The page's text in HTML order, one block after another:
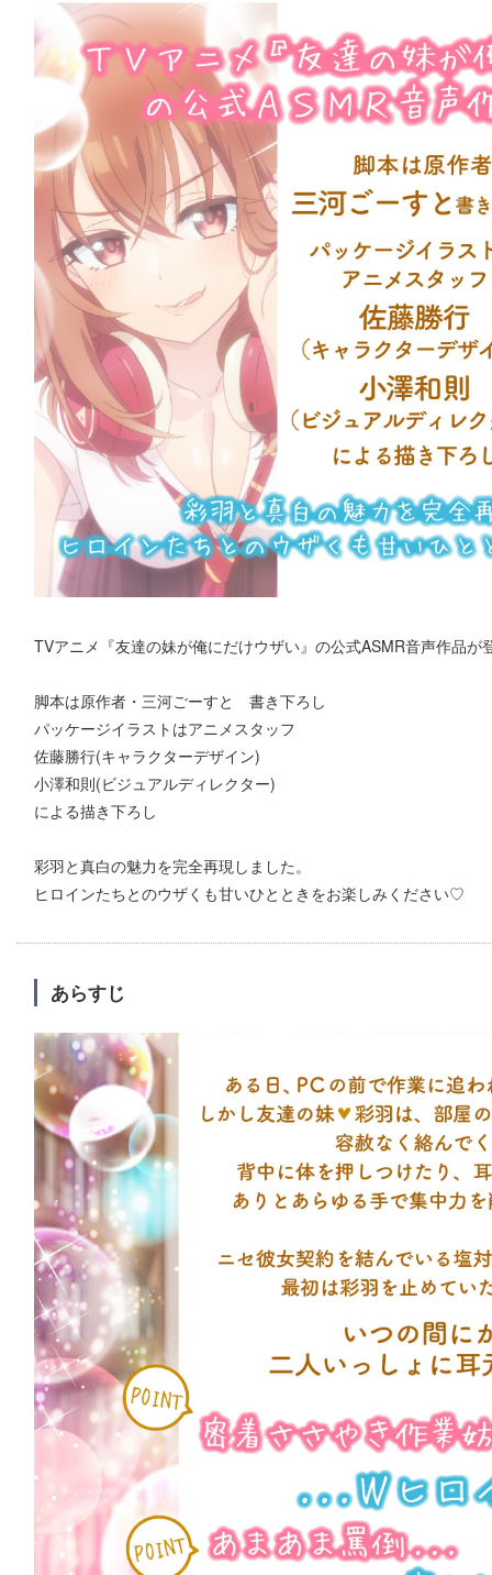
TVアニメ『友達の妹が俺にだけウザい』の公式ASMR音声作品が
脚本は原作者・三河ごーすと 書き下ろし
パッケージイラストはアニメスタッフ
佐藤勝行(キャラクターデザイン)
小澤和則(ビジュアルディレクター)
による描き下ろし
彩羽と真白の魅力を完全再現しました。
ヒロインたちとのウザくも甘いひとときをお楽しみください♡
あらすじ